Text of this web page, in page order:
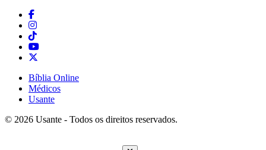
Bíblia Online
Médicos
Usante
© 2026 Usante - Todos os direitos reservados.